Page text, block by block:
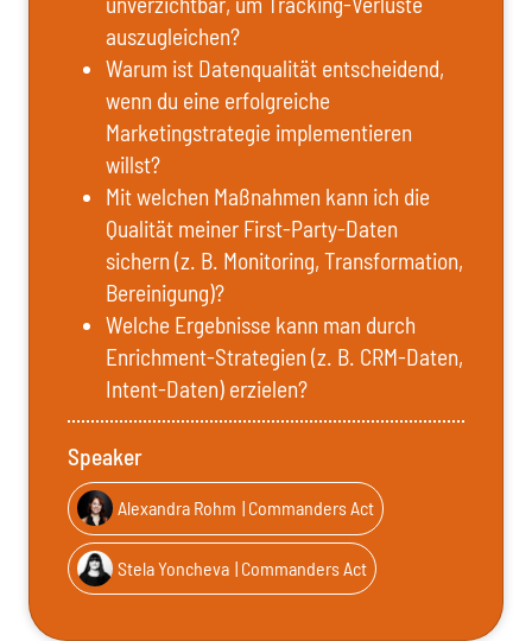
auszugleichen?
Warum ist Datenqualität entscheidend,
wenn du eine erfolgreiche
Marketingstrategie implementieren
willst?
Mit welchen Maßnahmen kann ich die
Qualität meiner First-Party-Daten
sichern (z. B. Monitoring, Transformation,
Bereinigung)?
Welche Ergebnisse kann man durch
Enrichment-Strategien (z. B. CRM-Daten,
Intent-Daten) erzielen?
Speaker
Alexandra Rohm | Commanders Act
Stela Yoncheva | Commanders Act